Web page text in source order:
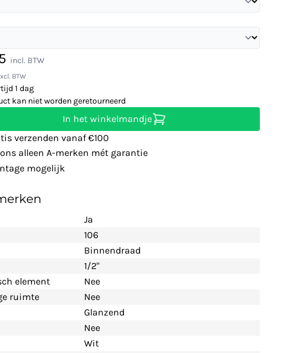
incl. BTW
BTW
1 dag
kan niet worden geretourneerd
In het winkelmandje
verzenden vanaf €100
alleen A-merken mét garantie
mogelijk
Ja
106
Binnendraad
1/2"
element
Nee
ruimte
Nee
Glanzend
Nee
Wit